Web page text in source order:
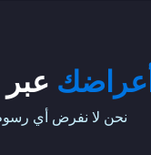
أعراضك عبر
نحن لا نفرض أي